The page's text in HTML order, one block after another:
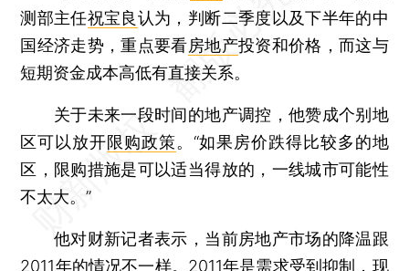
测部主任祝宝良认为，判断二季度以及下半年的中
国经济走势，重点要看房地产投资和价格，而这与
短期资金成本高低有直接关系。
关于未来一段时间的地产调控，他赞成个别地
区可以放开限购政策。“如果房价跌得比较多的地
区，限购措施是可以适当得放的，一线城市可能性
不太大。”
他对财新记者表示，当前房地产市场的降温跟
2011年的情况不一样。2011年是需求受到抑制，现